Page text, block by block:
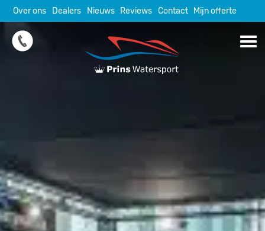
Skip
to
content
Over ons Dealers Nieuws Reviews Contact Mijn offerte